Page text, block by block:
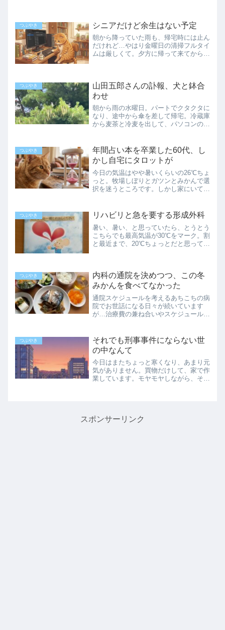
つぶやき シニアだけど余生はない予定
朝から降っていた雨も、帰宅時には止ん
だけれど…やはり金曜日の清掃フルタイ
ムは厳しくて。夕方に帰って来てから、
しながらだと麦茶が冷たす...
つぶやき
山田五郎さんの訃報、犬と鉢合
わせ
朝から雨の水曜日。パートでクタクタに
なり、途中から傘を差して帰宅。冷蔵庫
から麦茶と冷麦を出して、パソコンの前
御本人じゃない人が喋っています。あ
あ、とうとうこの日が...
つぶやき
年間占い本を卒業した60代、し
かし自宅にタロットが
今日の気温はやや暑いくらいの26℃ちょ
っと。牧場しぼりとガツンとみかんで選
択を迷うところです。しかし家にいて窓
落ちて、視界が歪むくらいの滝汗なの
に。家にいるとマスクをし...
つぶやき リハビリと急を要する形成外科
暑い、暑い、と思っていたら、とうとう
こちらでも最高気温が30℃をマーク。割
と最近まで、20℃ちょっとだと思ってい
で、一瞬あれっ？と思...
つぶやき
内科の通院を決めつつ、この冬
みかんを食べてなかった
通院スケジュールを考えるあちこちの病
院でお世話になる日々が続いています
が…治療費の兼ね合いやスケジュールの
がついたと見ていいでしょう。切った痛
みはあるけれど、神経が押さ...
つぶやき
それでも刑事事件にならない世
の中なんて
今日はまたちょっと寒くなり、あまり元
気がありません。買物だけして、家で作
業しています。モヤモヤしながら、それ
スポンサーリンク